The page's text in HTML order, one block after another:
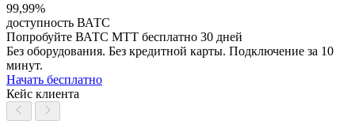
99,99%
доступность ВАТС
Попробуйте ВАТС МТТ бесплатно 30 дней
Без оборудования. Без кредитной карты. Подключение за 10
минут.
Начать бесплатно
Кейс клиента